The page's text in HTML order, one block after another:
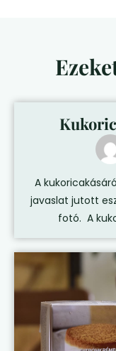
A
javaslat jutott
fotó. A